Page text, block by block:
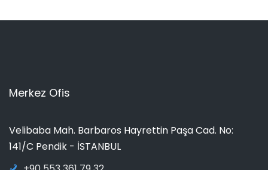
Merkez Ofis
Velibaba Mah. Barbaros Hayrettin Paşa Cad. No:
141/C Pendik - İSTANBUL